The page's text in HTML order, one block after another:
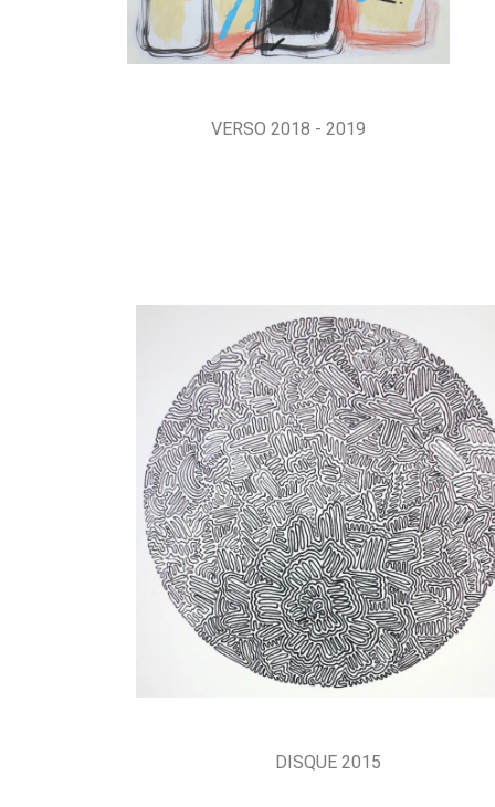
VERSO 2018 - 2019
DISQUE 2015